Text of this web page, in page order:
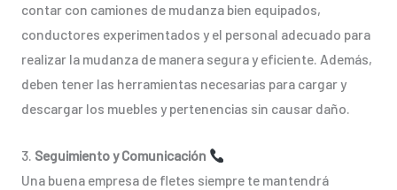
contar con camiones de mudanza bien equipados,
conductores experimentados y el personal adecuado para
realizar la mudanza de manera segura y eficiente. Además,
deben tener las herramientas necesarias para cargar y
descargar los muebles y pertenencias sin causar daño.
3. Seguimiento y Comunicación
Una buena empresa de fletes siempre te mantendrá